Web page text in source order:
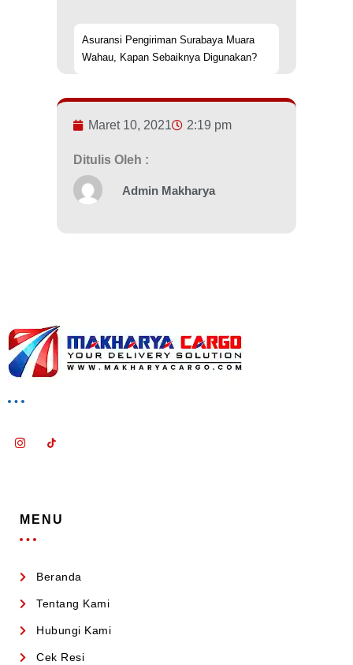
Asuransi Pengiriman Surabaya Muara
Wahau, Kapan Sebaiknya Digunakan?
Maret 10, 2021 2:19 pm
Ditulis Oleh :
Admin Makharya
MENU
Beranda
Tentang Kami
Hubungi Kami
Cek Resi